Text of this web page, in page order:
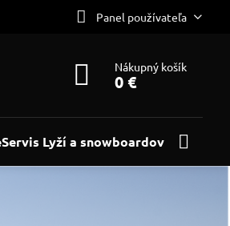
Panel používateľa
Nákupný košík
0 €
Servis Lyží a snowboardov